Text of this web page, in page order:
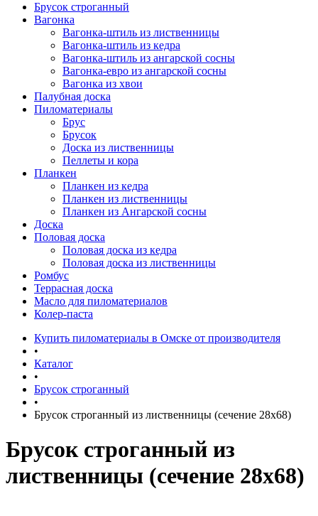
Брусок строганный
Вагонка
Вагонка-штиль из лиственницы
Вагонка-штиль из кедра
Вагонка-штиль из ангарской сосны
Вагонка-евро из ангарской сосны
Вагонка из хвои
Палубная доска
Пиломатериалы
Брус
Брусок
Доска из лиственницы
Пеллеты и кора
Планкен
Планкен из кедра
Планкен из лиственницы
Планкен из Ангарской сосны
Доска
Половая доска
Половая доска из кедра
Половая доска из лиственницы
Ромбус
Террасная доска
Масло для пиломатериалов
Колер-паста
Купить пиломатериалы в Омске от производителя
•
Каталог
•
Брусок строганный
•
Брусок строганный из лиственницы (сечение 28x68)
Брусок строганный из
лиственницы (сечение 28x68)